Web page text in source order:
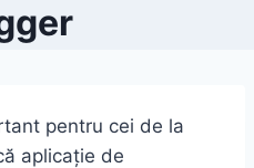
pentru cei de la
aplicație de